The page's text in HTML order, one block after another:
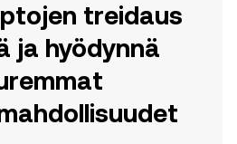
treidaus
ja hyödynnä